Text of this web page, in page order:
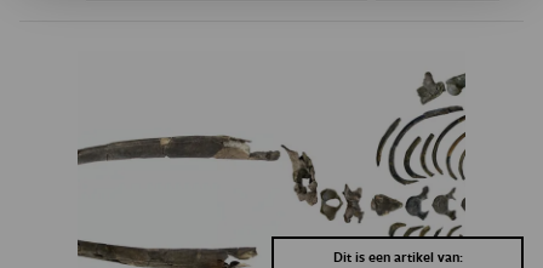
Dit is een artikel van: